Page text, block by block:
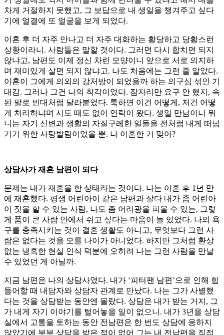
차게 거절하지 못했고, 그 보답으로 내 생일을 챙겨주고 싶다
기에 얼결에 또 얼굴을 보게 되었다.
이혼 후 더 자주 만나고 더 자주 대화하는 황당하고 당황스런
상황이라니. 사람들은 말할 것이다. 그러면 다시 합치면 되지
않냐고, 남편도 이제 정신 차린 모양이니 앞으로 서로 의지하
며 재미있게 살면 되지 않냐고. 나도 처음에는 그런 줄 알았다.
이혼이 그에게 의외의 강처방이 되었을까 하는 의구심 섞인 기
대감. 그러나 그건 나의 착각이었다. 잠자리만 요구 안 했지, 속
된 말로 빈대처럼 달라붙었다. 툭하면 이건 어떻게, 저건 어떻
게 처리하냐며 시도 때도 없이 연락이 왔다. 생일 만남이니 뭐
니는 자기 신변과 생활의 자질구레한 일들을 전처럼 내게 떠넘
기기 위한 사탕발림이었을 뿐. 나 이혼한 거 맞아?
상담사가 재혼 남편이 되다
문제는 내가 재혼을 한 상태라는 것이다. 나는 이혼 후 1년 만
에 재혼했다. 평생 어린아이 같은 남편과 살다 내가 좀 어린아
이 짓을 할 수 있는 사람, 나도 좀 어리광을 피울 수 있는, 그렇
게 품이 큰 사람 안에서 쉬고 싶다는 마음이 늘 있었다. 나의 욕
구를 충족시키는 것이 결혼 생활도 아니고, 무엇보다 그런 사
람은 없다는 것을 모를 나이가 아니었다. 하지만 그처럼 환상
없는 냉혹한 현실 인식 덕분에 오히려 나는 그런 사람을 만날
수 있었던 게 아닐까.
지금 남편은 나의 상담사였다. 내가 ‘피터팬 남편’으로 인해 힘
들어할 때 내담자와 상담자 관계로 만났다. 나는 그가 사별했
다는 것을 상담받는 동안엔 몰랐다. 상담은 내가 받는 거지, 그
가 내게 자기 이야기를 털어놓을 일이 없으니. 내가 3년을 상담
실에서 고통을 토하는 동안 전남편은 한 번도 상담에 응하지
않았기에 부부 상담을 받은 적이 없어 그는 내 전남편을 직접